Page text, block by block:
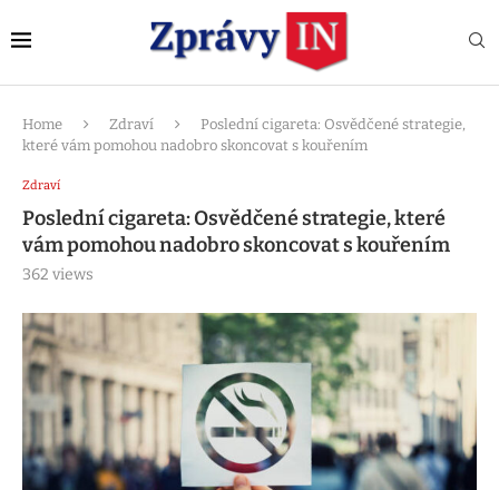
Home Zdraví
Poslední cigareta: Osvědčené strategie,
které vám pomohou nadobro skoncovat s kouřením
Zdraví
Poslední cigareta: Osvědčené strategie, které
vám pomohou nadobro skoncovat s kouřením
362 views